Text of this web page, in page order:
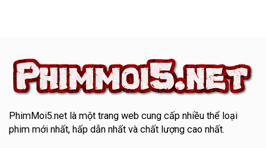
PhimMoi5.netlà một trang web cung cấp nhiều thể loại
phim mới nhất, hấp dẫn nhất và chất lượng cao nhất.